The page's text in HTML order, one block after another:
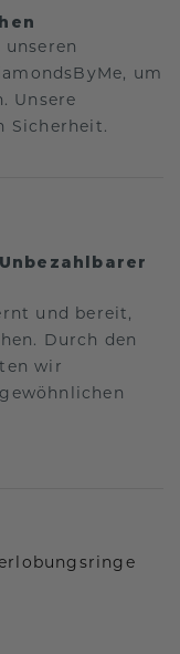
um
Unsere
Sicherheit.
und bereit,
Durch den
wir